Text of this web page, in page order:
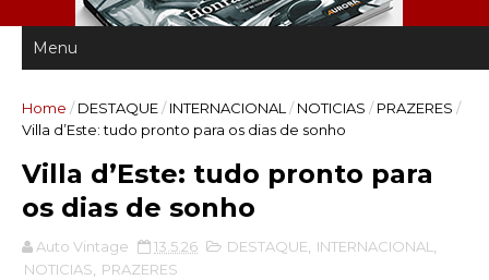
Home / DESTAQUE/ INTERNACIONAL / NOTICIAS / PRAZERES /
Villa d’Este: tudo pronto para os dias de sonho
Villa d’Este: tudo pronto para
os dias de sonho
Auto Vintage 13.5.26 DESTAQUE INTERNACIONAL
NOTICIAS
PRAZERES